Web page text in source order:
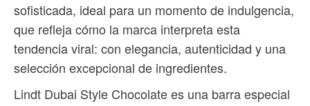
sofisticada, ideal para un momento de indulgencia,
que refleja cómo la marca interpreta esta
tendencia viral: con elegancia, autenticidad y una
selección excepcional de ingredientes.
Lindt Dubai Style Chocolate es una barra especial